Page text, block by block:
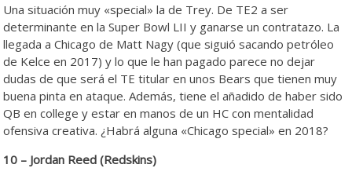
Una situación muy «special» la de Trey. De TE2 a ser
determinante en la Super Bowl LII y ganarse un contratazo. La
llegada a Chicago de Matt Nagy (que siguió sacando petróleo
de Kelce en 2017) y lo que le han pagado parece no dejar
dudas de que será el TE titular en unos Bears que tienen muy
buena pinta en ataque. Además, tiene el añadido de haber sido
QB en college y estar en manos de un HC con mentalidad
ofensiva creativa. ¿Habrá alguna «Chicago special» en 2018?
10 – Jordan Reed (Redskins)